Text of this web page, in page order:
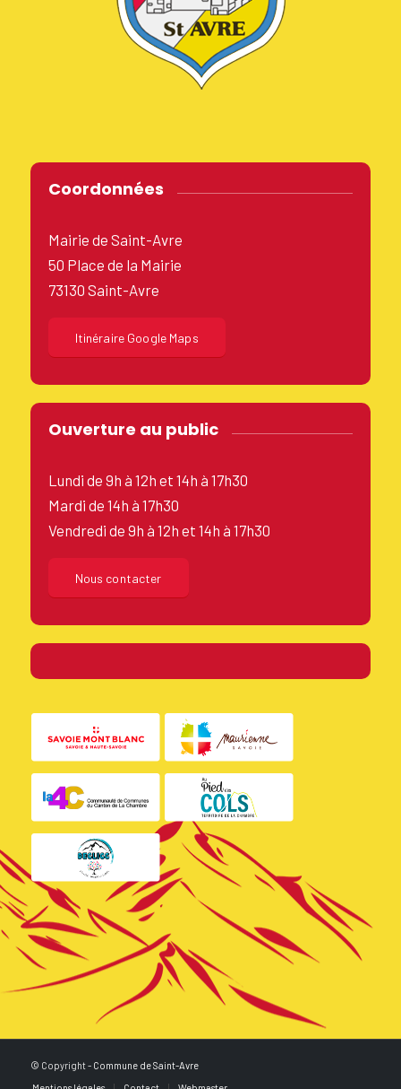
Coordonnées
Mairie de Saint-Avre
50 Place de la Mairie
73130 Saint-Avre
Itinéraire Google Maps
Ouverture au public
Lundi de 9h à 12h et 14h à 17h30
Mardi de 14h à 17h30
Vendredi de 9h à 12h et 14h à 17h30
Nous contacter
© Copyright - Commune de Saint-Avre